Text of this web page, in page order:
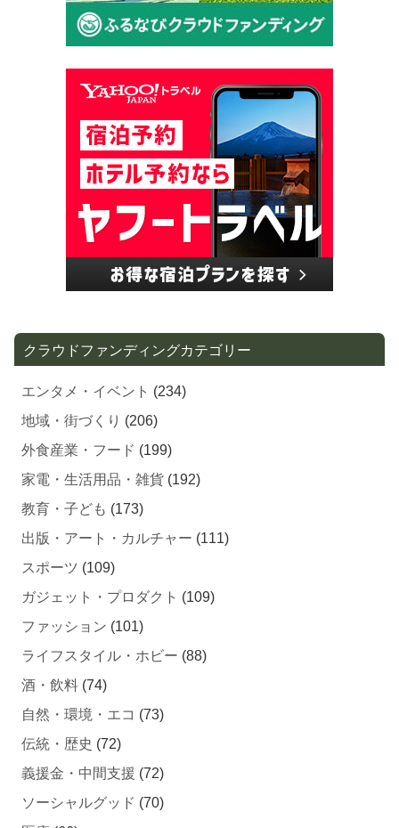
エンタメ・イベント(234)
地域・街づくり(206)
外食産業・フード(199)
家電・生活用品・雑貨(192)
教育・子ども(173)
出版・アート・カルチャー
スポーツ (109)
ガジェット・プロダクト
ファッション (101)
ライフスタイル・ホビー
酒・飲料 (74)
自然・環境・エコ
伝統・歴史 (72)
義援金・中間支援
ソーシャルグッド (70)
医療 (66)